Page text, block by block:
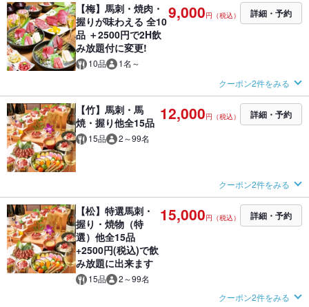
【梅】馬刺・焼肉・
握りが味わえる 全10
品 ＋2500円で2H飲
み放題付に変更!
10品 1名～
9,000円（税込） 詳細・予約
クーポン2件をみる
【竹】馬刺・馬
焼・握り他全15品
15品 2～99名
12,000円（税込） 詳細・予約
クーポン2件をみる
【松】特選馬刺・
握り・焼物（特
選）他全15品
+2500円(税込)で飲
み放題に出来ます
15品 2～99名
15,000円（税込） 詳細・予約
クーポン2件をみる